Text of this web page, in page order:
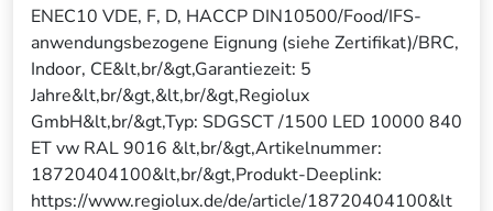
ENEC10 VDE, F, D, HACCP DIN10500/Food/IFS-
anwendungsbezogene Eignung (siehe Zertifikat)/BRC,
Indoor, CE&lt,br/&gt,Garantiezeit: 5
Jahre&lt,br/&gt,&lt,br/&gt,Regiolux
GmbH&lt,br/&gt,Typ: SDGSCT /1500 LED 10000 840
ET vw RAL 9016 &lt,br/&gt,Artikelnummer:
18720404100&lt,br/&gt,Produkt-Deeplink:
https://www.regiolux.de/de/article/18720404100&lt